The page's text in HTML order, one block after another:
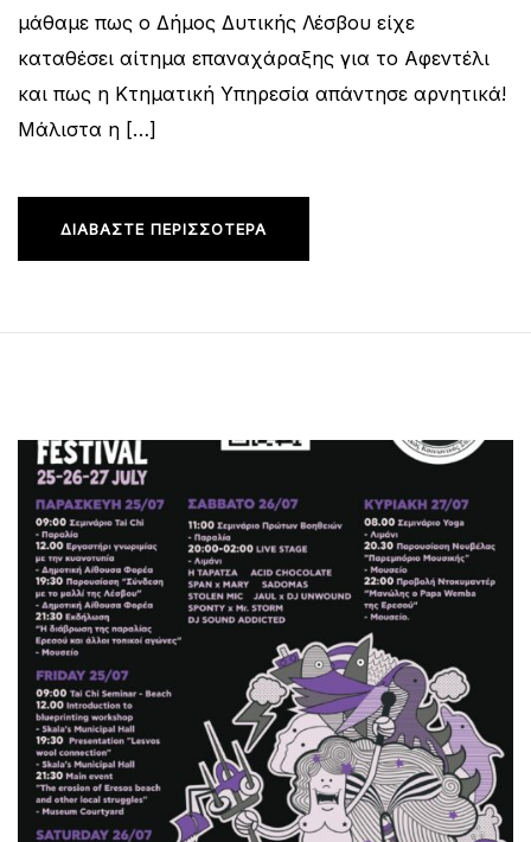
μάθαμε πως ο Δήμος Δυτικής Λέσβου είχε
καταθέσει αίτημα επαναχάραξης για το Αφεντέλι
και πως η Κτηματική Υπηρεσία απάντησε αρνητικά!
Μάλιστα η […]
ΔΙΑΒΆΣΤΕ ΠΕΡΙΣΣΌΤΕΡΑ